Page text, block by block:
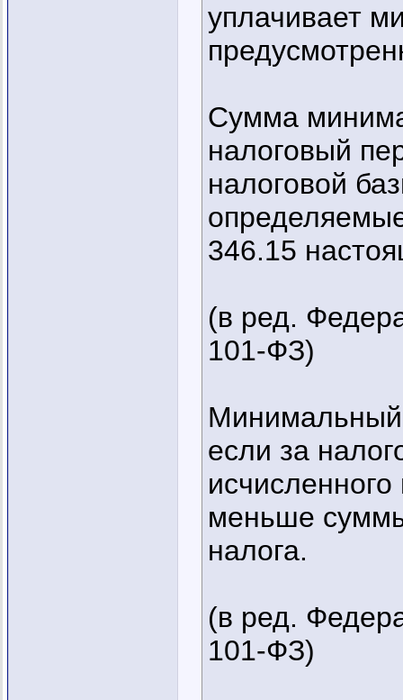
уплачивает
Сумма
налоговый
налоговой
346.15
(в ред.
101-ФЗ)
Минимальный
если за
меньше
налога.
(в ред.
101-ФЗ)